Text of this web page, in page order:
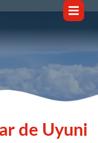
de Uyuni